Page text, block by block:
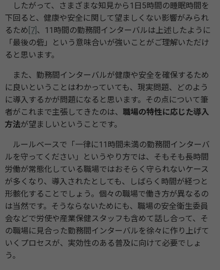
したがって、さまざまな知見から1日5時間の睡眠時間を
下回ると、健康や安全に関して望ましくない影響がみられ
るため [7] 、11時間の勤務間インターバルは上述したように
「最後の砦」という意味合いが強いことがご理解いただけ
ると思います。
また、勤務間インターバルが健康や安全を確保するため
に良いということはわかっていても、現実問題、どのよう
に導入するかが問題になると思います。その点について筆
者がこれまで主張してきたのは、 職場の特性に応じた導入
方法が望ましいということです。
ルールベースで「一律に11時間未満の勤務間インターバ
ルを守ってください」というやり方では、そもそも長時間
労働が常態化している職場ではおそらく守られないケース
が多くなり、導入されたとしても、しばらく時間が経つと
形骸化することでしょう。個々の職場で働き方が異なるの
は当然です。そうならないためにも、職場の安全衛生委員
会などで労使や産業保健スタッフも含めて話し合って、そ
の職場に見合った勤務間インターバルを徐々に作り上げて
いくプロセスが、実効性のある普及に向けて必要でしょ
う。